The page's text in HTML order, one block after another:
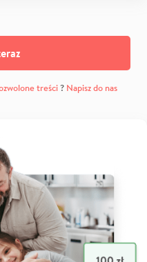
treści? Napisz do nas